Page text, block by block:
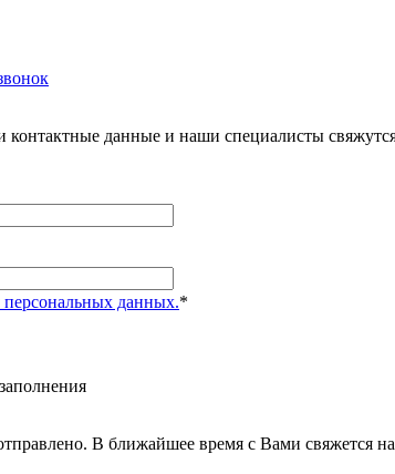
контактные данные и наши специалисты
персональных данных.*
В ближайшее время с Вами свяжется